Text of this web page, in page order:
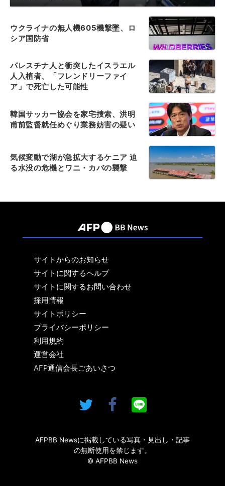
ウクライナの無人機605機撃墜、ロ
シア国防省
パレスチナ人と衝突したイスラエル
人入植者、「フレンドリーファイ
ア」で死亡した可能性
韓国サッカー協会を家宅捜索、洪明
甫前監督就任めぐり業務妨害の疑い
気候変動で湖が急拡大するケニア 迫
る水没の危機とワニ・カバの襲撃
サイトからのお知らせ
サイトに関するヘルプ
サイトに関するお問い合わせ
採用情報
サイトポリシー
プライバシーポリシー
利用規約
運営会社
AFP通信会長ごあいさつ
AFPBB Newsに掲載している写真・見出し・記事
の無断使用を禁じます。
© AFPBB News